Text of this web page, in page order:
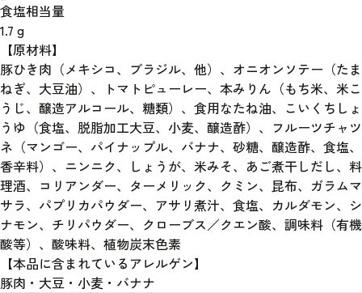
食塩相当量
1.7 g
【原材料】
豚ひき肉（メキシコ、ブラジル、他）、オニオンソテー（たま
ねぎ、大豆油）、トマトピューレー、本みりん（もち米、米こ
うじ、醸造アルコール、糖類）、食用なたね油、こいくちしょ
うゆ（食塩、脱脂加工大豆、小麦、醸造酢）、フルーツチャツ
ネ（マンゴー、パイナップル、バナナ、砂糖、醸造酢、食塩、
香辛料）、ニンニク、しょうが、米みそ、あご煮干しだし、料
理酒、コリアンダー、ターメリック、クミン、昆布、ガラムマ
サラ、パプリカパウダー、アサリ煮汁、食塩、カルダモン、シ
ナモン、チリパウダー、クローブス／クエン酸、調味料（有機
酸等）、酸味料、植物炭末色素
【本品に含まれているアレルゲン】
豚肉・大豆・小麦・バナナ